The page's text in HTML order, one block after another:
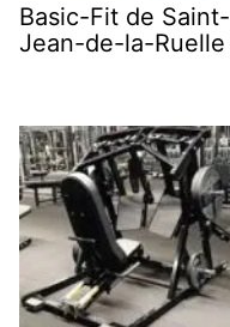
Basic-Fit de Saint-
Jean-de-la-Ruelle